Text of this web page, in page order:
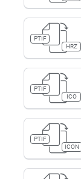
PTIF
HRZ
PTIF
ICO
PTIF
ICON